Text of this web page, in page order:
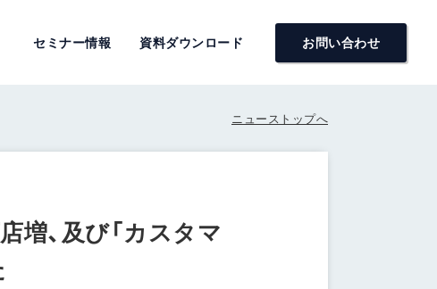
セミナー情報 資料ダウンロード お問い合わせ
ニューストップへ
増、及び「カスタマ